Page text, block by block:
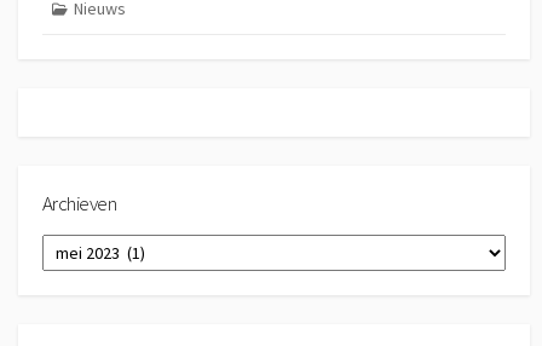
Nieuws
Archieven
Archieven